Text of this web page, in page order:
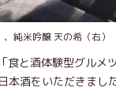
純米吟醸 天の希（右）
食と酒体験型グルメ
本酒をいただきました